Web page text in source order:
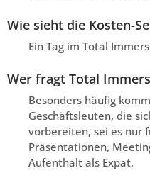
Wie sieht die Kosten-
Ein Tag im Total
Wer fragt Total
Besonders häufig
Geschäftsleuten, die
vorbereiten, sei es nur
Präsentationen,
Aufenthalt als Expat.